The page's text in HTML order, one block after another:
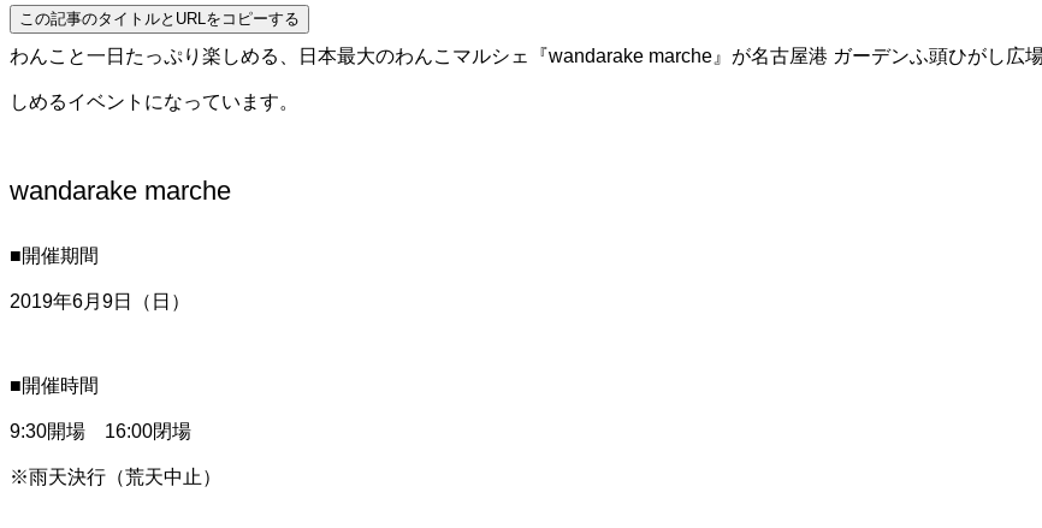
この記事のタイトルとURLをコピーする
わんこと一日たっぷり楽しめる、日本最大のわんこマルシェ『wandarake marche』が名古屋港 ガーデンふ頭ひがし
しめるイベントになっています。
wandarake marche
■開催期間
2019年6月9日（日）
■開催時間
9:30開場 16:00閉場
※雨天決行（荒天中止）